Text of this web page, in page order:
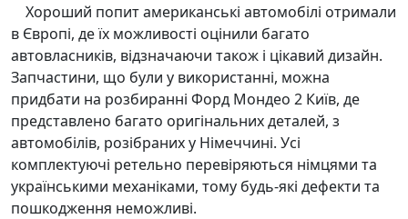
Хороший попит американські автомобілі отримали
в Європі, де їх можливості оцінили багато
автовласників, відзначаючи також і цікавий дизайн.
Запчастини, що були у використанні, можна
придбати на розбиранні Форд Мондео 2 Київ, де
представлено багато оригінальних деталей, з
автомобілів, розібраних у Німеччині. Усі
комплектуючі ретельно перевіряються німцями та
українськими механіками, тому будь-які дефекти та
пошкодження неможливі.